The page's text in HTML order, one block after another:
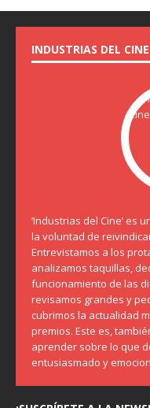
INDUSTRIAS DEL CINE
‘Industrias del Cine’ es
la voluntad de
Entrevistamos a los
analizamos taquillas,
funcionamiento de las
revisamos grandes y
cubrimos la actualidad
premios. Este es,
aprender sobre lo que
entusiasmado y